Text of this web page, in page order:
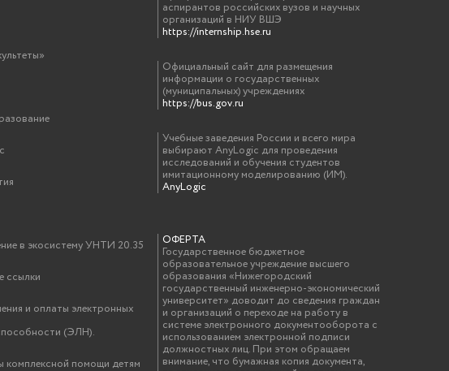
в экосистему УНТИ 20.35
ссылки
и оплаты электронных
(ЭЛН).
комплексной помощи детям
аспирантов российских вузов и научных
организаций в НИУ ВШЭ
https://internship.hse.ru
Официальный сайт для размещения
информации о государственных
(муниципальных) учреждениях
https://bus.gov.ru
Учебные заведения России и всего мира
выбирают AnyLogic для проведения
исследований и обучения студентов
имитационному моделированию (ИМ).
AnyLogic
ОФЕРТА
Государственное бюджетное
образовательное учреждение высшего
образования «Нижегородский
государственный инженерно-экономический
университет» доводит до сведения граждан
и организаций о переходе на работу в
системе электронного документооборота с
использованием электронной подписи
должностных лиц. При этом обращаем
внимание, что бумажная копия документа,